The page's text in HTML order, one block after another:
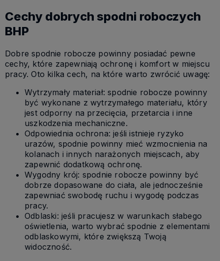
Cechy dobrych spodni roboczych
BHP
Dobre spodnie robocze powinny posiadać pewne
cechy, które zapewniają ochronę i komfort w miejscu
pracy. Oto kilka cech, na które warto zwrócić uwagę:
Wytrzymały materiał: spodnie robocze powinny
być wykonane z wytrzymałego materiału, który
jest odporny na przecięcia, przetarcia i inne
uszkodzenia mechaniczne.
Odpowiednia ochrona: jeśli istnieje ryzyko
urazów, spodnie powinny mieć wzmocnienia na
kolanach i innych narażonych miejscach, aby
zapewnić dodatkową ochronę.
Wygodny krój: spodnie robocze powinny być
dobrze dopasowane do ciała, ale jednocześnie
zapewniać swobodę ruchu i wygodę podczas
pracy.
Odblaski: jeśli pracujesz w warunkach słabego
oświetlenia, warto wybrać spodnie z elementami
odblaskowymi, które zwiększą Twoją
widoczność.